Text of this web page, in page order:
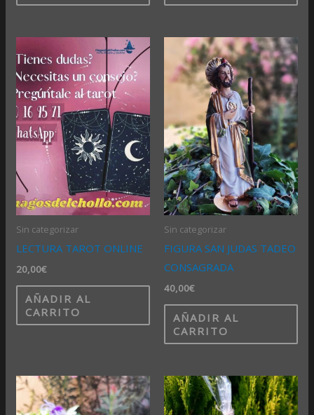
Sin categorizar
LECTURA TAROT ONLINE
20,00€
AÑADIR AL
CARRITO
Sin categorizar
FIGURA SAN JUDAS TADEO
CONSAGRADA
40,00€
AÑADIR AL
CARRITO